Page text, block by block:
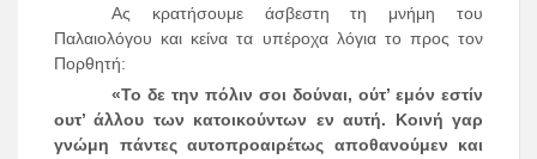
Ας κρατήσουμε άσβεστη τη μνήμη του
Παλαιολόγου και κείνα τα υπέροχα λόγια το προς τον
Πορθητή:
«Το δε την πόλιν σοι δούναι, ούτ’ εμόν εστίν
ουτ’ άλλου των κατοικούντων εν αυτή. Κοινή γαρ
γνώμη πάντες αυτοπροαιρέτως αποθανούμεν και